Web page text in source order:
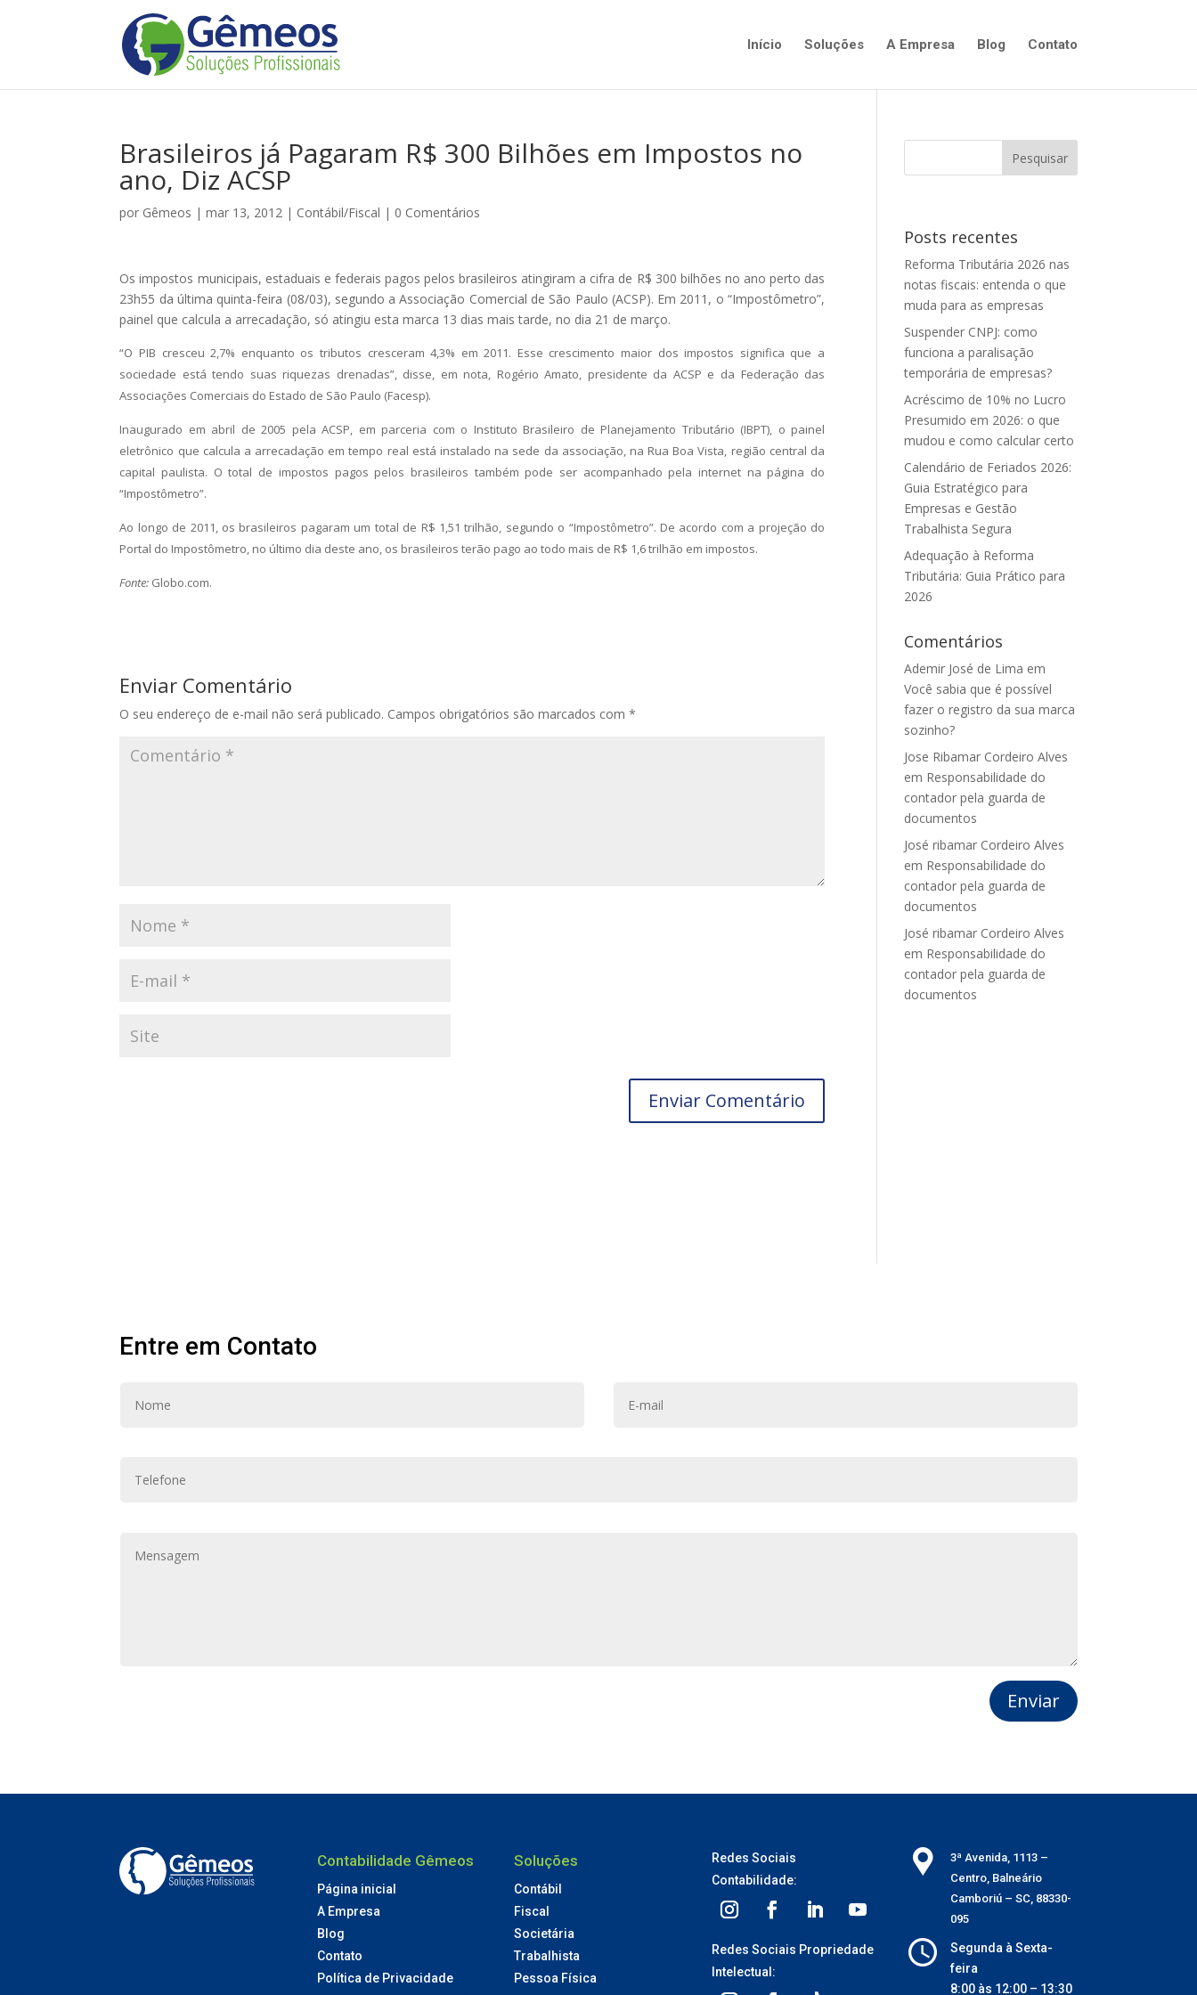
Início Soluções A Empresa Blog Contato
Brasileiros já Pagaram R$ 300 Bilhões em Impostos no
ano, Diz ACSP
por Gêmeos |mar 13, 2012 | Contábil/Fiscal | 0 Comentários
Os impostos municipais, estaduais e federais pagos pelos brasileiros atingiram a cifra de R$ 300 bilhões no ano perto das
23h55 da última quinta-feira (08/03), segundo a Associação Comercial de São Paulo (ACSP). Em 2011, o “Impostômetro”,
painel que calcula a arrecadação, só atingiu esta marca 13 dias mais tarde, no dia 21 de março.
“O PIB cresceu 2,7% enquanto os tributos cresceram 4,3% em 2011. Esse crescimento maior dos impostos significa que a
sociedade está tendo suas riquezas drenadas”, disse, em nota, Rogério Amato, presidente da ACSP e da Federação das
Associações Comerciais do Estado de São Paulo (Facesp).
Inaugurado em abril de 2005 pela ACSP, em parceria com o Instituto Brasileiro de Planejamento Tributário (IBPT), o painel
eletrônico que calcula a arrecadação em tempo real está instalado na sede da associação, na Rua Boa Vista, região central da
capital paulista. O total de impostos pagos pelos brasileiros também pode ser acompanhado pela internet na página do
“Impostômetro”.
Ao longo de 2011, os brasileiros pagaram um total de R$ 1,51 trilhão, segundo o “Impostômetro”. De acordo com a projeção do
Portal do Impostômetro, no último dia deste ano, os brasileiros terão pago ao todo mais de R$ 1,6 trilhão em impostos.
Fonte: Globo.com.
Enviar Comentário
O seu endereço de e-mail não será publicado. Campos obrigatórios são marcados com*
Posts recentes
Reforma Tributária 2026 nas
notas fiscais: entenda o que
muda para as empresas
Suspender CNPJ: como
funciona a paralisação
temporária de empresas?
Acréscimo de 10% no Lucro
Presumido em 2026: o que
mudou e como calcular certo
Calendário de Feriados 2026:
Guia Estratégico para
Empresas e Gestão
Trabalhista Segura
Adequação à Reforma
Tributária: Guia Prático para
2026
Comentários
Ademir José de Lima em
Você sabia que é possível
fazer o registro da sua marca
sozinho?
Jose Ribamar Cordeiro Alves
em Responsabilidade do
contador pela guarda de
documentos
José ribamar Cordeiro Alves
em Responsabilidade do
contador pela guarda de
documentos
José ribamar Cordeiro Alves
em Responsabilidade do
contador pela guarda de
documentos
Entre em Contato
Enviar
Contabilidade Gêmeos
Página inicial
A Empresa
Blog
Contato
Política de Privacidade
Soluções
Contábil
Fiscal
Societária
Trabalhista
Pessoa Física
Redes Sociais
Contabilidade:
Redes Sociais Propriedade
Intelectual:
3ª Avenida, 1113 –
Centro, Balneário
Camboriú – SC, 88330-
095
Segunda à Sexta-
feira
8:00 às 12:00 – 13:30